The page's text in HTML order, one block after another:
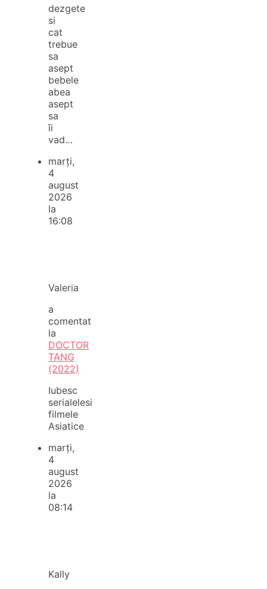
dezgete
si
cat
trebue
sa
asept
bebele
abea
asept
sa
îi
vad…
marți,
4
august
2026
la
16:08
Valeria
a
comentat
la
DOCTOR
TANG
(2022)
Iubesc
serialelesi
filmele
Asiatice
marți,
4
august
2026
la
08:14
Kally